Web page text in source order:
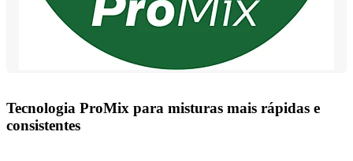
Tecnologia ProMix para misturas mais rápidas e
consistentes